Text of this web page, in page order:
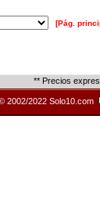
[Pág.
** Precios
2002/2022 Solo10.com